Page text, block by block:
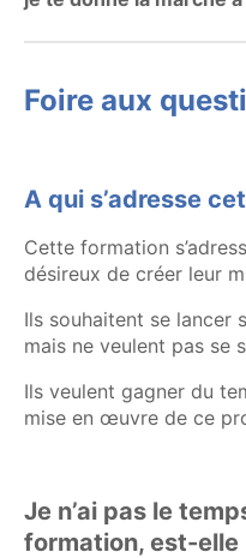
Foire aux
A qui s’adresse
Cette formation
désireux de créer leur
Ils souhaitent se lancer
mais ne veulent pas se
Ils veulent gagner du
mise en œuvre de ce
Je n’ai pas le
formation, est-elle